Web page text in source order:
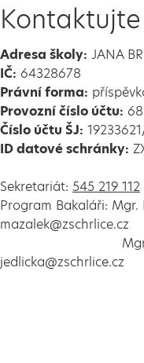
Adresa školy: JANA
IČ: 64328678
Právní forma:
Provozní číslo účtu:
Číslo účtu ŠJ:
ID datové schránky:
Sekretariát: 545 219 112
Program Bakaláři: Mgr.
mazalek@zschrlice.cz
Mgr. Jakub
jedlicka@zschrlice.cz